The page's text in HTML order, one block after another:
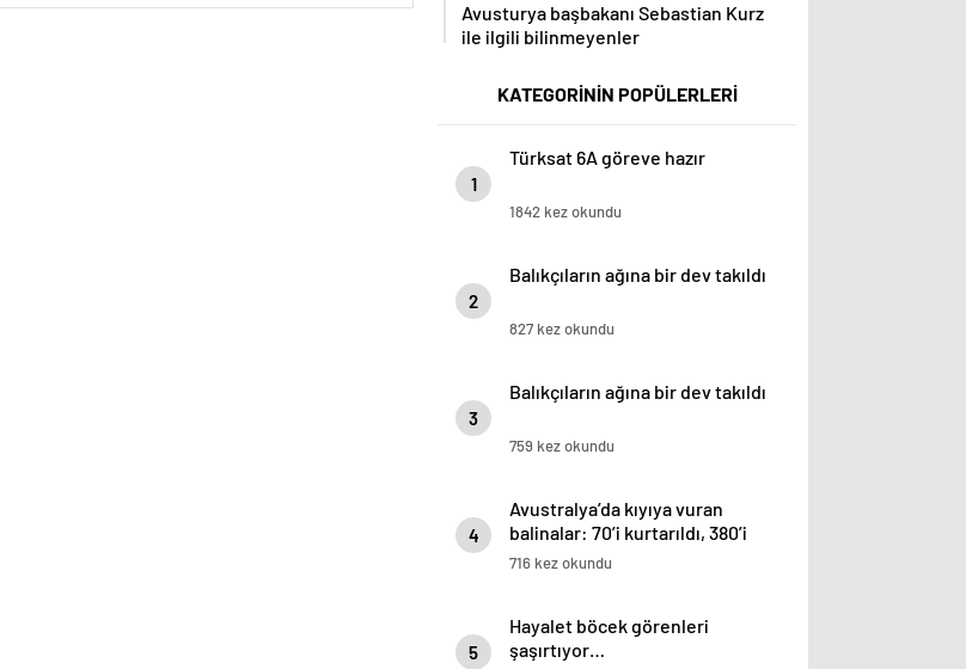
Avusturya başbakanı Sebastian Kurz
ile ilgili bilinmeyenler
KATEGORİNİN POPÜLERLERİ
1
Türksat 6A göreve hazır
1842 kez okundu
2
Balıkçıların ağına bir dev takıldı
827 kez okundu
3
Balıkçıların ağına bir dev takıldı
759 kez okundu
4
Avustralya’da kıyıya vuran
balinalar: 70’i kurtarıldı, 380’i
öldü
716 kez okundu
5
Hayalet böcek görenleri
şaşırtıyor…